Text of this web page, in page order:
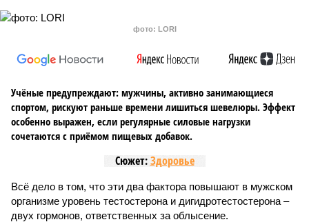
фото: LORI
Учёные предупреждают: мужчины, активно занимающиеся
спортом, рискуют раньше времени лишиться шевелюры. Эффект
особенно выражен, если регулярные силовые нагрузки
сочетаются с приёмом пищевых добавок.
Сюжет:Здоровье
Всё дело в том, что эти два фактора повышают в мужском
организме уровень тестостерона и дигидротестостерона –
двух гормонов, ответственных за облысение.